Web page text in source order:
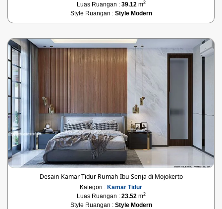
Luas Ruangan : 39.12m2
Style Ruangan : Style Modern
Desain Kamar Tidur Rumah Ibu Senja di Mojokerto
Kategori : Kamar Tidur
Luas Ruangan : 23.52 m2
Style Ruangan : Style Modern